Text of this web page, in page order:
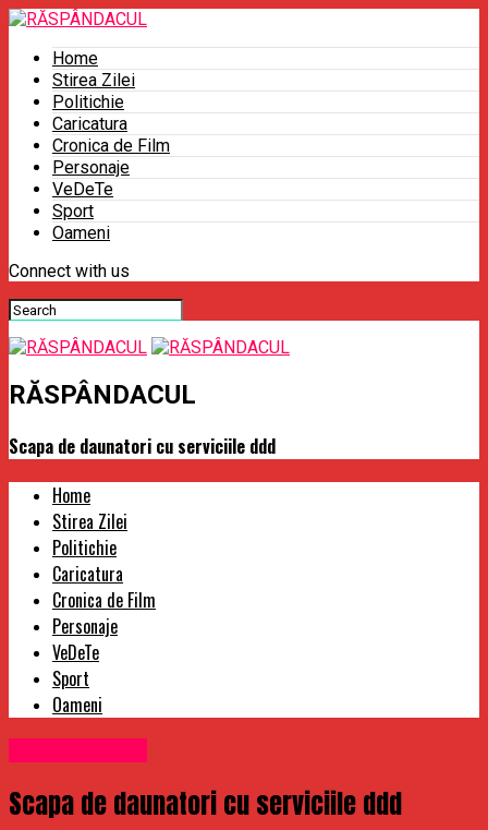
Home
Stirea Zilei
Politichie
Caricatura
Cronica de Film
Personaje
VeDeTe
Sport
Oameni
Connect with us
RĂSPÂNDACUL
Scapa de daunatori cu serviciile ddd
Home
Stirea Zilei
Politichie
Caricatura
Cronica de Film
Personaje
VeDeTe
Sport
Oameni
Scapa de daunatori cu serviciile ddd